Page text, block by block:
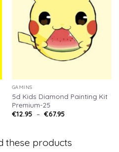
GAMINS
5d Kids Diamond Painting Kit
Premium-25
€12.95 – €67.95
these products